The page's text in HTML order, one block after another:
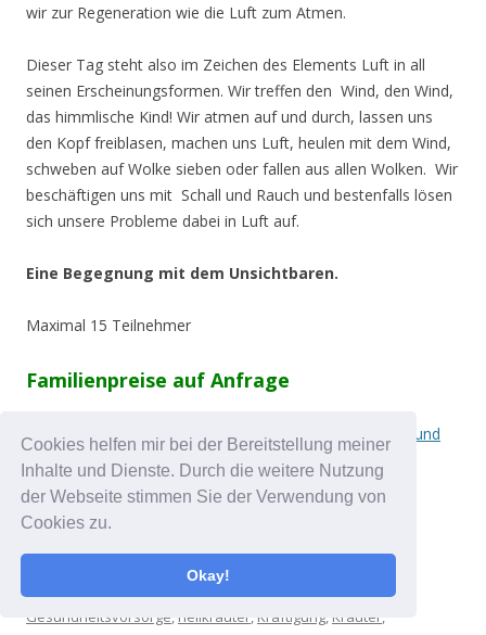
Cookies helfen mir bei der Bereitstellung meiner
Inhalte und Dienste. Durch die weitere Nutzung
der Webseite stimmen Sie der Verwendung von
Cookies zu.
Okay!
wir zur Regeneration wie die Luft zum Atmen.
Dieser Tag steht also im Zeichen des Elements Luft in all
seinen Erscheinungsformen. Wir treffen den Wind, den Wind,
das himmlische Kind! Wir atmen auf und durch, lassen uns
den Kopf freiblasen, machen uns Luft, heulen mit dem Wind,
schweben auf Wolke sieben oder fallen aus allen Wolken. Wir
beschäftigen uns mit Schall und Rauch und bestenfalls lösen
sich unsere Probleme dabei in Luft auf.
Eine Begegnung mit dem Unsichtbaren.
Maximal 15 Teilnehmer
Familienpreise auf Anfrage
Wer wir sind und was wir machen, findet ihr unter
Blatt und
Feder
Dieser Beitrag wurde am
in veröffentlicht.
Burnout Prävention
,Gehölze
Gesundheitsvorsorge, heilkräuter , Kräftigung, Kräuter ,